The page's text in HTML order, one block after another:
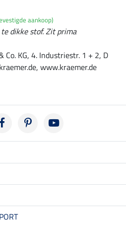
aankoop)
dikke stof. Zit prima
Co. KG, 4. Industriestr. 1 + 2, D
www.kraemer.de